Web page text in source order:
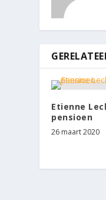
Etienne
pensioen
26 maart 2020